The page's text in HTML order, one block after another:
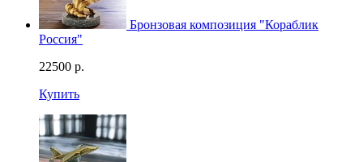
Бронзовая композиция "Кораблик
Россия"
22500 р.
Купить